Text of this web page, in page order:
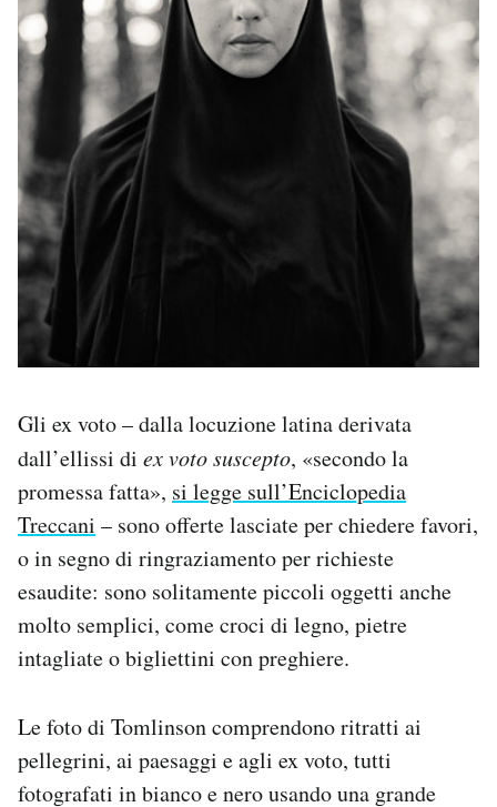
Gli ex voto – dalla locuzione latina derivata
dall’ellissi di ex voto suscepto, «secondo la
promessa fatta», si legge sull’Enciclopedia
Treccani – sono offerte lasciate per chiedere favori,
o in segno di ringraziamento per richieste
esaudite: sono solitamente piccoli oggetti anche
molto semplici, come croci di legno, pietre
intagliate o bigliettini con preghiere.
Le foto di Tomlinson comprendono ritratti ai
pellegrini, ai paesaggi e agli ex voto, tutti
fotografati in bianco e nero usando una grande